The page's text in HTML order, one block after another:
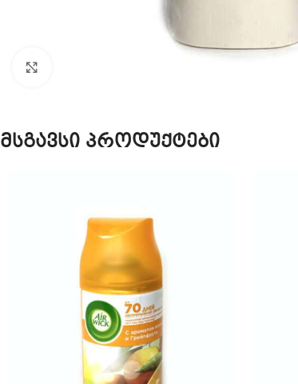
მსგავსი პროდუქტები